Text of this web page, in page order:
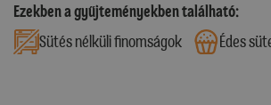
Ezekben a gyűjteményekben található:
Sütés nélküli finomságok
Édes